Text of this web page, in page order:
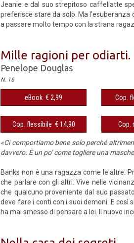
Jeanie e dal suo strepitoso caffellatte
preferisce stare da solo. Ma
a passare molto tempo con la strana
Mille ragioni per odiarti.
Penelope Douglas
N. 16
eBook € 2,99 Cop.
Cop. flessibile € 14,90 Cop.
«Ci comportiamo bene solo perché
davvero. È un po’ come togliere una
Banks non è una ragazza come le altre.
che parlare con gli altri. Vive nelle
che qualcuno proveniente dal suo
deve fare i conti con i suoi demoni. E così
ha mai smesso di pensare a lei. Il nuovo